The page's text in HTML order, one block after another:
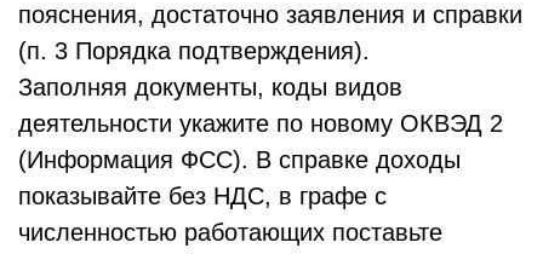
пояснения, достаточно заявления и справки
(п. 3 Порядка подтверждения).
Заполняя документы, коды видов
деятельности укажите по новому ОКВЭД 2
(Информация ФСС). В справке доходы
показывайте без НДС, в графе с
численностью работающих поставьте